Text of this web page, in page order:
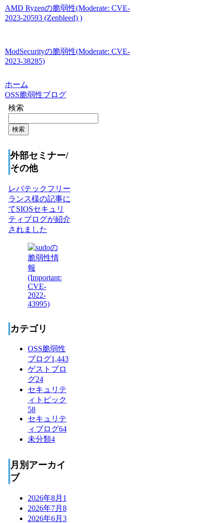
AMD Ryzenの脆弱性(Moderate: CVE-
2023-20593 (Zenbleed) )
ModSecurityの脆弱性(Moderate: CVE-
2023-38285)
ホーム
OSS脆弱性ブログ
検索
検索
外部セミナー/
その他
レバテックフリー
ランス様の記事に
てSIOSセキュリ
ティブログが紹介
されました
カテゴリ
OSS脆弱性
ブログ1,443
ゲストブロ
グ24
セキュリテ
ィトピック
58
セキュリテ
ィブログ64
未分類4
月別アーカイ
ブ
2026年8月 1
2026年7月 8
2026年6月 3